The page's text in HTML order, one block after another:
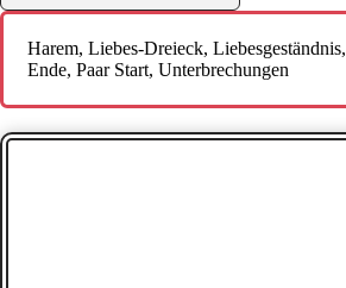
Harem, Liebes-Dreieck, Liebesgeständnis,
Ende, Paar Start, Unterbrechungen